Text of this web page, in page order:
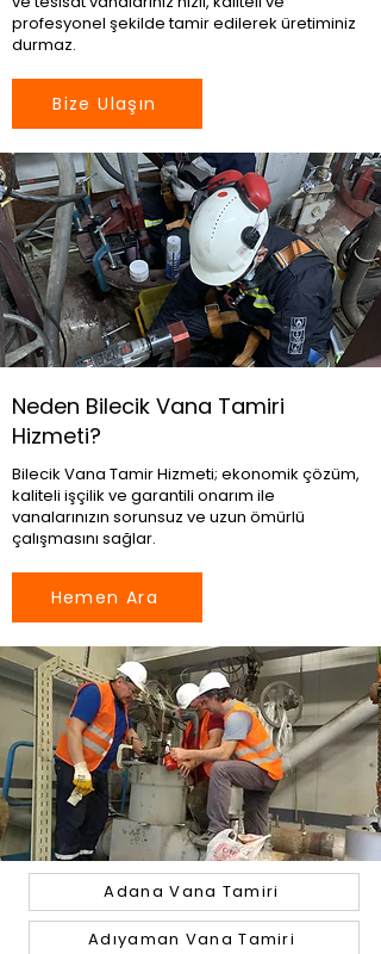
profesyonel şekilde tamir edilerek üretiminiz
durmaz.
Bize Ulaşın
Neden Bilecik Vana Tamiri
Hizmeti?
Bilecik Vana Tamir Hizmeti; ekonomik çözüm,
kaliteli işçilik ve garantili onarım ile
vanalarınızın sorunsuz ve uzun ömürlü
çalışmasını sağlar.
Hemen Ara
Adana Vana Tamiri
Adıyaman Vana Tamiri